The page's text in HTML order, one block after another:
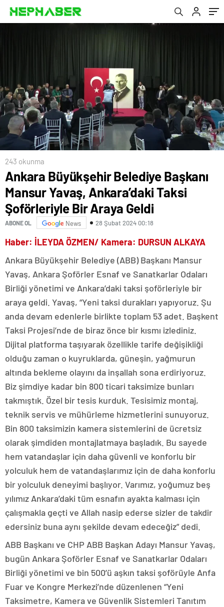
243 okunma
Ankara Büyükşehir Belediye Başkanı
Mansur Yavaş, Ankara’daki Taksi
Şoförleriyle Bir Araya Geldi
ABONE OL News 28 Şubat 2024 00:18
Haber: İLEYDA ÖZMEN/ Kamera: DURSUN ALKAYA
Ankara Büyükşehir Belediye (ABB) Başkanı Mansur
Yavaş, Ankara Şoförler Esnaf ve Sanatkarlar Odaları
Birliği yönetimi ve Ankara’daki taksi şoförleriyle bir
araya geldi. Yavaş, “Yeni taksi durakları yapıyoruz. Şu
anda devam edenlerle birlikte toplam 53 adet. Başkent
Taksi Projesi’nde de biraz önce bir kısmı izlediniz.
Dijital platforma taşıyarak özellikle tarife değişikliği
olduğu zaman o kuyruklarda, güneşin, yağmurun
altında bekleme olayını da inşallah sona erdiriyoruz.
Biz şimdiye kadar bin 800 ticari taksimize bunları
takmıştık. Özel bir tesis kurduk. Tesisimiz montaj,
teknik servis ve mühürleme hizmetlerini sunuyoruz.
Bin 800 taksimizin kamera sistemlerini de ücretsiz
olarak şimdiden montajlatmaya başladık. Bu sayede
hem vatandaşlar için daha güvenli ve konforlu bir
yolculuk hem de vatandaşlarımız için de daha konforlu
bir yolculuk deneyimi başlıyor. Varımız, yoğumuz beş
yılımız Ankara’daki tüm esnafın ayakta kalması için
çalışmakla geçti ve Allah nasip ederse sizler de takdir
edersiniz buna aynı şekilde devam edeceğiz” dedi.
ABB Başkanı ve CHP ABB Başkan Adayı Mansur Yavaş,
bugün Ankara Şoförler Esnaf ve Sanatkarlar Odaları
Birliği yönetimi ve bin 500’ü aşkın taksi şoförüyle Anfa
Fuar ve Kongre Merkezi’nde düzenlenen “Yeni
Taksimetre, Kamera ve Güvenlik Sistemleri Tanıtım